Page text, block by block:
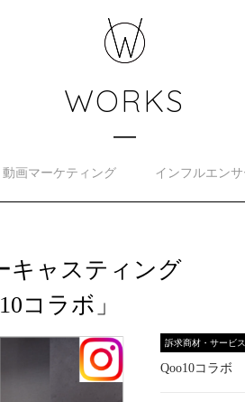
WORKS
動画マーケティング インフルエン
キャスティング
コラボ」
訴求商材・サービス
Qoo10コラボ